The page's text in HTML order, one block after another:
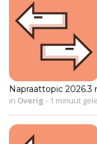
Napraattopic
in Overig - 1 minuut